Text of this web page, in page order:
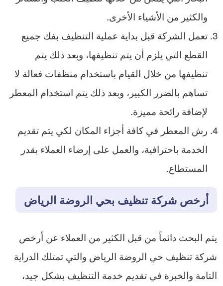
والكثير من الأشياء الأخرى.
تعمل الشركة قبل بداية عملية التنظيف بفك جميع
القطع التي يلزم أن يتم تنظيفها، وبعد ذلك يتم
تنظيفها من خلال القيام باستخدام منظفات فعالة لا
تساهم بالضرر الكبير، وبعد ذلك يتم استخدام المعطر
لإضافة رائحة مميزة.
رش المعطر في كافة أجزاء المكان لكي يتم تقديم
الخدمة باحترافية، والعمل على إرضاء العملاء بقدر
المستطاع.
أرخص شركة تنظيف بحي الروضة الرياض
يتم البحث دائماً من قبل الكثير من العملاء عن أرخص
شركة تنظيف حي الروضة الرياض والتي تمتلك الدراية
التامة والخبرة في تقديم خدمة التنظيف بشكل جيد،